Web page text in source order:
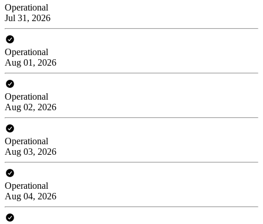
Operational
Jul 31, 2026
Operational
Aug 01, 2026
Operational
Aug 02, 2026
Operational
Aug 03, 2026
Operational
Aug 04, 2026